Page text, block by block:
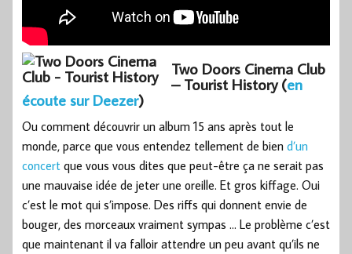
Two Doors Cinema Club
– Tourist History (en
écoute sur Deezer)
Ou comment découvrir un album 15 ans après tout le
monde, parce que vous entendez tellement de bien d’un
concert que vous vous dites que peut-être ça ne serait pas
une mauvaise idée de jeter une oreille. Et gros kiffage. Oui
c’est le mot qui s’impose. Des riffs qui donnent envie de
bouger, des morceaux vraiment sympas … Le problème c’est
que maintenant il va falloir attendre un peu avant qu’ils ne